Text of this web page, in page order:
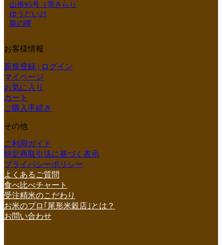
山形95号（雪きらり
ゆうだい21
龍の瞳
お客様情報
新規登録 | ログイン
マイページ
お気に入り
カート
ご購入手続き
その他
ご利用ガイド
特定商取引法に基づく表示
プライバシーポリシー
よくあるご質問
食べ比べチャート
受注精米のこだわり
お米のプロ｢尾形米穀店｣とは？
お問い合わせ